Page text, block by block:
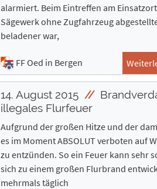
alarmiert. Beim Eintreffen am
Sägewerk ohne Zugfahrzeug
beladener war,
FF Oed in Bergen
14. August 2015
illegales Flurfeuer
Aufgrund der großen Hitze und der
es im Moment ABSOLUT verboten auf
zu entzünden. So ein Feuer kann sehr
sich zu einem großen Flurbrand
mehrmals täglich